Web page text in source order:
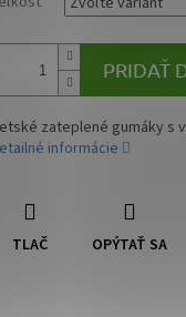
PRIDAŤ
zateplené gumáky s
informácie
TLAČ OPÝTAŤ SA